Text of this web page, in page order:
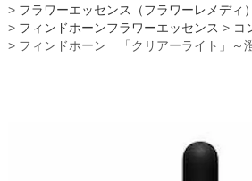
フラワーエッセンス（フラワーレメディ）
フィンドホーンフラワーエッセンス
コ
フィンドホーン 「クリアーライト」～